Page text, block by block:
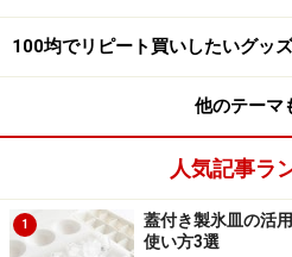
セリアは残念ながら通販不可（
質問」ページキャプチャ画像）
他の100均よりも「おしゃれ
残念ながらネットでの購入が
100均でリピート買いしたいグッズ
他のテーマ
人気記事ラ
1
蓋付き製氷皿の活
使い方3選